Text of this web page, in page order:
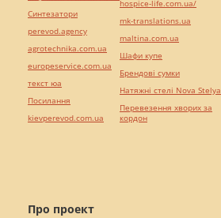
Про проект
Синтезатори
perevod.agency
agrotechnika.com.ua
europeservice.com.ua
текст юа
Посилання
kievperevod.com.ua
hospice-life.com.ua/
mk-translations.ua
maltina.com.ua
Шафи купе
Брендові сумки
Натяжні стелі Nova Stelya
Перевезення хворих за
кордон